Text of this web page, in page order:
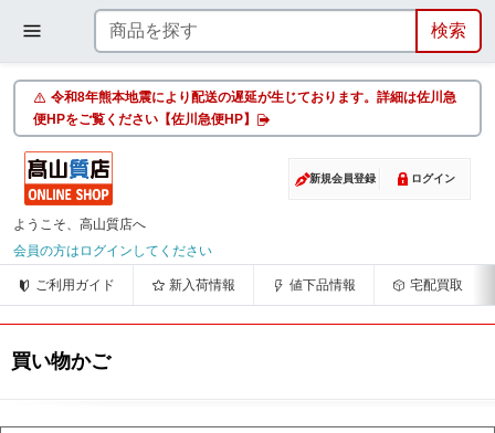
令和8年熊本地震により配送の遅延が生じております。詳細は佐川急
便HPをご覧ください【佐川急便HP】
新規会員登録 ログイン
ようこそ、高山質店へ
会員の方はログインしてください
ご利用ガイド 新入荷情報 値下品情報 宅配買取
買い物かご